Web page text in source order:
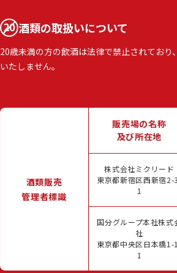
酒類の取扱いについて
20歳未満の方の飲酒は法律で禁止されてお
いたしません。
酒類販売
管理者標識
販売場の名称
及び所在地
株式会社ミクリード
東京都新宿区西新宿2-
1
国分グループ本社株式
社
東京都中央区日本橋1-
1